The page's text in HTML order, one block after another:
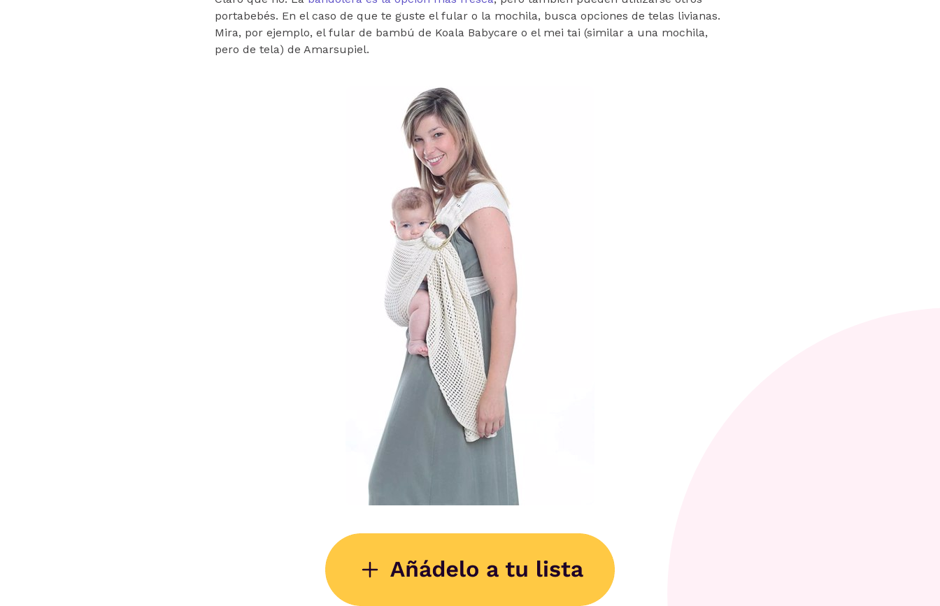
portabebés. En el caso de que te guste el fular o la mochila, busca opciones de telas livianas.
Mira, por ejemplo, el fular de bambú de Koala Babycare o el mei tai (similar a una mochila,
pero de tela) de Amarsupiel.